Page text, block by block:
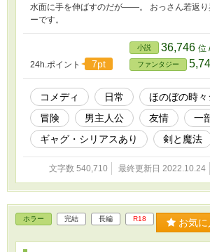
水面に手を伸ばすのだが――。 おっさん若返り
ーです。
24h.ポイント 7pt
小説 36,746 位
ファンタジー
コメディ 日常
ほのぼの時々
冒険
男主人公 友情
一
ギャグ・シリアスあり
剣と魔法
文字数 540,710 最終更新日 2022.10.24
ホラー 完結 長編 R18 お気